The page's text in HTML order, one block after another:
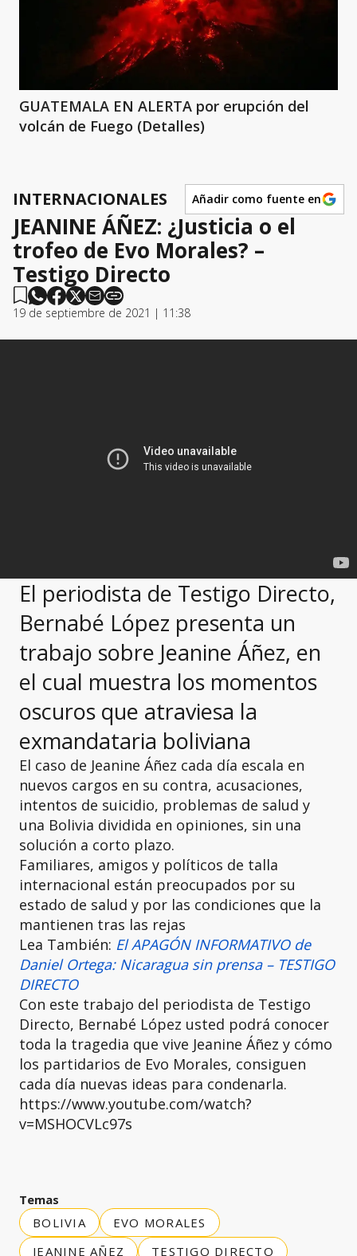
GUATEMALA EN ALERTA por erupción del
volcán de Fuego (Detalles)
INTERNACIONALES Añadir como fuente en
JEANINE ÁÑEZ: ¿Justicia o el
trofeo de Evo Morales? –
Testigo Directo
19 de septiembre de 2021 | 11:38
El periodista de Testigo Directo,
Bernabé López presenta un
trabajo sobre Jeanine Áñez, en
el cual muestra los momentos
oscuros que atraviesa la
exmandataria boliviana
El caso de Jeanine Áñez cada día escala en
nuevos cargos en su contra, acusaciones,
intentos de suicidio, problemas de salud y
una Bolivia dividida en opiniones, sin una
solución a corto plazo.
Familiares, amigos y políticos de talla
internacional están preocupados por su
estado de salud y por las condiciones que la
mantienen tras las rejas
Lea También: El APAGÓN INFORMATIVO de
Daniel Ortega: Nicaragua sin prensa – TESTIGO
DIRECTO
Con este trabajo del periodista de Testigo
Directo, Bernabé López usted podrá conocer
toda la tragedia que vive Jeanine Áñez y cómo
los partidarios de Evo Morales, consiguen
cada día nuevas ideas para condenarla.
https://www.youtube.com/watch?
v=MSHOCVLc97s
Temas
BOLIVIA
EVO MORALES
JEANINE AÑEZ
TESTIGO DIRECTO